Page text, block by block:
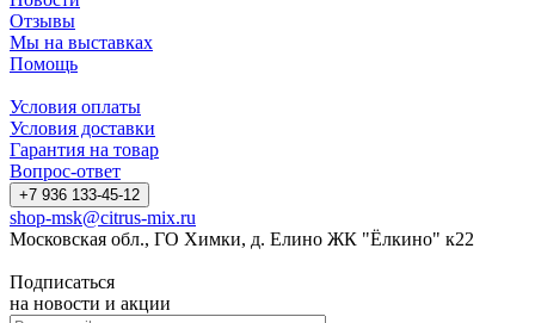
Отзывы
Мы на выставках
Помощь
Условия оплаты
Условия доставки
Гарантия на товар
Вопрос-ответ
+7 936 133-45-12
shop-msk@citrus-mix.ru
Московская обл., ГО Химки, д. Елино ЖК "Ёлкино" к22
Подписаться
на новости и акции